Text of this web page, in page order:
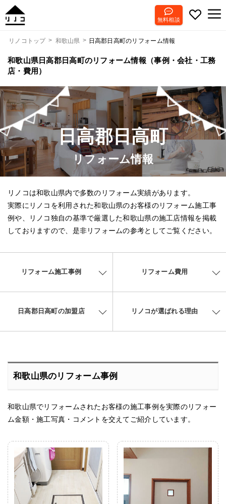
無料相談
リノコトップ 和歌山県 日高郡日高町のリフォーム情報
和歌山県日高郡日高町のリフォーム情報（事例・会社・工務
店・費用）
日高郡日高町
リフォーム情報
リノコは和歌山県内で多数のリフォーム実績があります。
実際にリノコを利用された和歌山県のお客様のリフォーム施工事
例や、リノコ独自の基準で厳選した和歌山県の施工店情報を掲載
しておりますので、是非リフォームの参考としてご覧ください。
リフォーム施工事例 リフォーム費用
日高郡日高町の加盟店 リノコが選ばれる理由
和歌山県のリフォーム事例
和歌山県でリフォームされたお客様の施工事例を実際のリフォー
ム金額・施工写真・コメントを交えてご紹介しています。